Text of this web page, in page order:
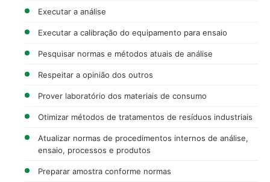
Executar a análise
Executar a calibração do equipamento para ensaio
Pesquisar normas e métodos atuais de análise
Respeitar a opinião dos outros
Prover laboratório dos materiais de consumo
Otimizar métodos de tratamentos de resíduos industriais
Atualizar normas de procedimentos internos de análise,
ensaio, processos e produtos
Preparar amostra conforme normas